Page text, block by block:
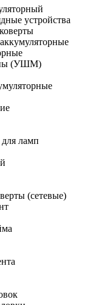
устройства
(УШМ)
ламп
(сетевые)